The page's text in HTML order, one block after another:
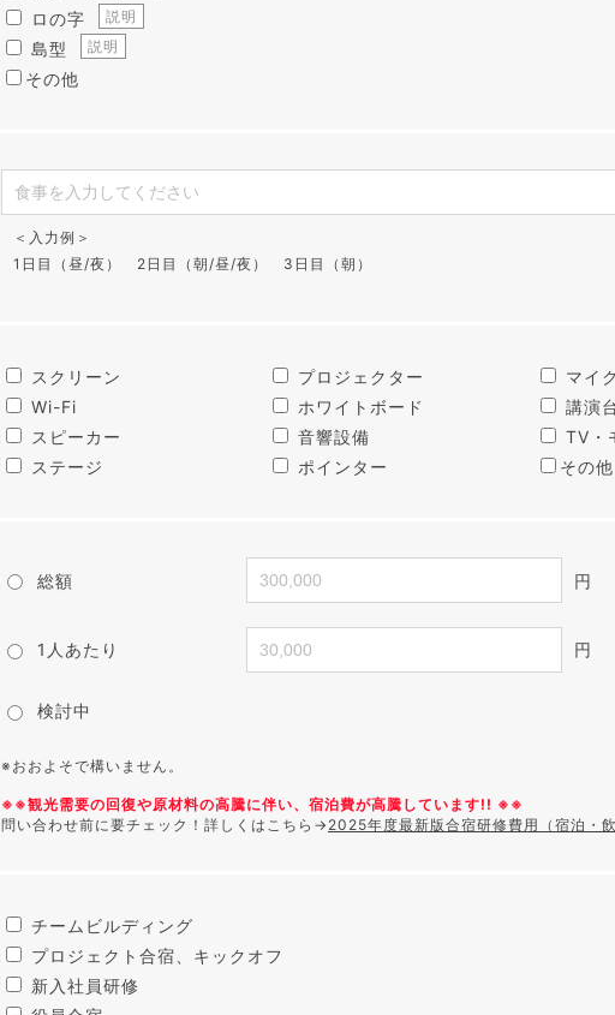
ロの字 説明
島型 説明
その他
＜入力例＞
1日目（昼/夜） 2日目（朝/昼/夜） 3日目（朝）
スクリーン プロジェクター
マイク
Wi-Fi
ホワイトボード
講演
スピーカー
音響設備
TV・
ステージ
ポインター その他
総額 円
1人あたり 円
検討中
※おおよそで構いません。
※※観光需要の回復や原材料の高騰に伴い、宿泊費が高騰しています!! ※※
問い合わせ前に要チェック！詳しくはこちら→ 2025年度最新版合宿研修費用（宿泊・
チームビルディング
プロジェクト合宿、キックオフ
新入社員研修